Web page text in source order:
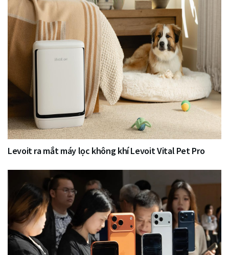
Levoit ra mắt máy lọc không khí Levoit Vital Pet Pro